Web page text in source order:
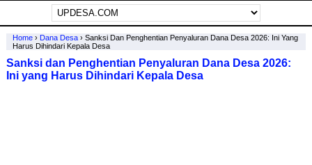
Home› Dana Desa› Sanksi Dan Penghentian Penyaluran Dana Desa 2026: Ini Yang
Harus Dihindari Kepala Desa
Sanksi dan Penghentian Penyaluran Dana Desa 2026:
Ini yang Harus Dihindari Kepala Desa